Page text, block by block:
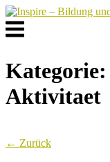
Skip
to
content
Menu
Kategorie:
Aktivitaet
← Zurück